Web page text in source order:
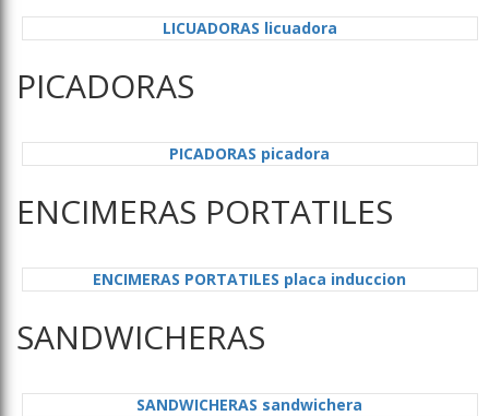
LICUADORAS licuadora
PICADORAS
PICADORAS picadora
ENCIMERAS PORTATILES
ENCIMERAS PORTATILES placa induccion
SANDWICHERAS
SANDWICHERAS sandwichera